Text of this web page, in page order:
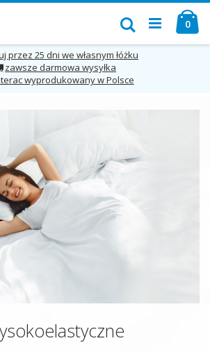
przez 25 dni we własnym łóżku
zawsze darmowa wysyłka
wyprodukowany w Polsce
0
Szukaj